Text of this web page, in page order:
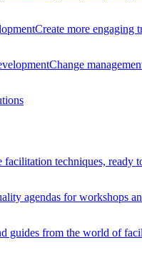
Create more engaging
Change
facilitation techniques, ready
agendas for workshops
guides from the world of